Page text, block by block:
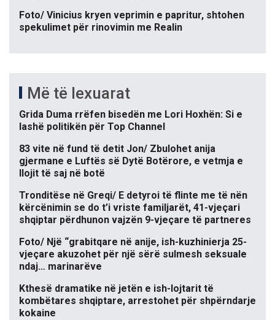
Foto/ Vinicius kryen veprimin e papritur, shtohen
spekulimet për rinovimin me Realin
Më të lexuarat
Grida Duma rrëfen bisedën me Lori Hoxhën: Si e
lashë politikën për Top Channel
83 vite në fund të detit Jon/ Zbulohet anija
gjermane e Luftës së Dytë Botërore, e vetmja e
llojit të saj në botë
Tronditëse në Greqi/ E detyroi të flinte me të nën
kërcënimin se do t’i vriste familjarët, 41-vjeçari
shqiptar përdhunon vajzën 9-vjeçare të partneres
Foto/ Një “grabitqare në anije, ish-kuzhinierja 25-
vjeçare akuzohet për një sërë sulmesh seksuale
ndaj… marinarëve
Kthesë dramatike në jetën e ish-lojtarit të
kombëtares shqiptare, arrestohet për shpërndarje
kokaine